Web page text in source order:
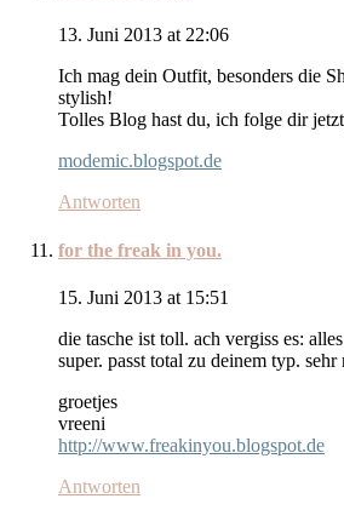
13. Juni 2013 at 22:06
Ich mag dein Outfit, besonders die
stylish!
Tolles Blog hast du, ich folge dir
modemic.blogspot.de
Antworten
for the freak in you.
15. Juni 2013 at 15:51
die tasche ist toll. ach vergiss es:
super. passt total zu deinem typ. sehr
groetjes
vreeni
http://www.freakinyou.blogspot.de
Antworten